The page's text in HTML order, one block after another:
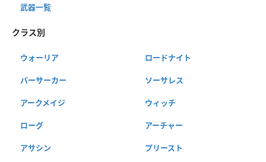
武器一覧
クラス別
ウォーリア ロードナイト
バーサーカー ソーサレス
アークメイジ ウィッチ
ローグ アーチャー
アサシン プリースト